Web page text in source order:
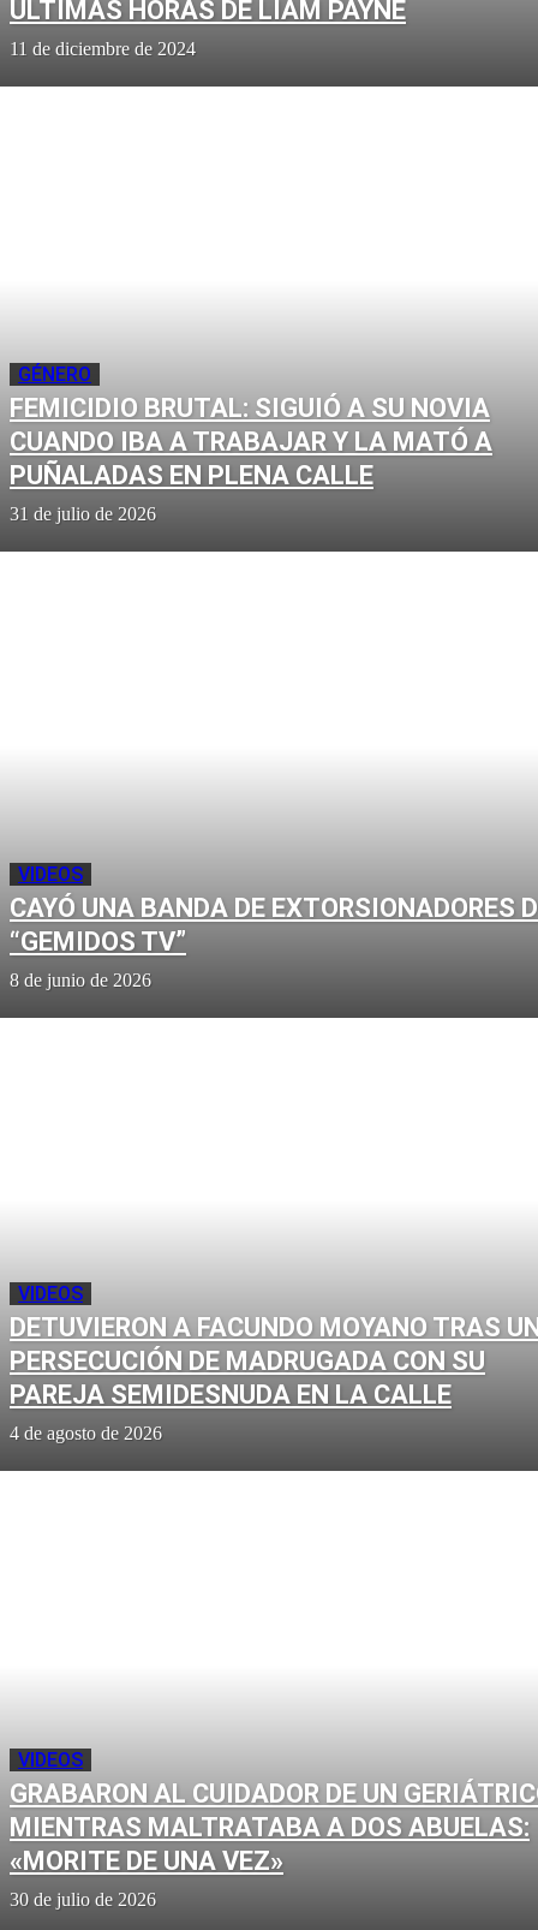
ÚLTIMAS HORAS DE LIAM PAYNE
11 de diciembre de 2024
GÉNERO
FEMICIDIO BRUTAL: SIGUIÓ A SU NOVIA
CUANDO IBA A TRABAJAR Y LA MATÓ A
PUÑALADAS EN PLENA CALLE
31 de julio de 2026
VIDEOS
CAYÓ UNA BANDA DE EXTORSIONADORES
“GEMIDOS TV”
8 de junio de 2026
VIDEOS
DETUVIERON A FACUNDO MOYANO TRAS
PERSECUCIÓN DE MADRUGADA CON SU
PAREJA SEMIDESNUDA EN LA CALLE
4 de agosto de 2026
VIDEOS
GRABARON AL CUIDADOR DE UN
MIENTRAS MALTRATABA A DOS ABUELAS:
«MORITE DE UNA VEZ»
30 de julio de 2026